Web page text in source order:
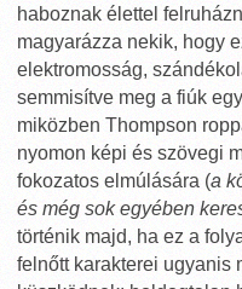
haboznak élettel
magyarázza nekik, hogy
elektromosság,
semmisítve meg a fiúk
miközben Thompson
nyomon képi és szövegi
fokozatos elmúlására (a
és még sok egyében
történik majd, ha ez a
felnőtt karakterei ugyanis